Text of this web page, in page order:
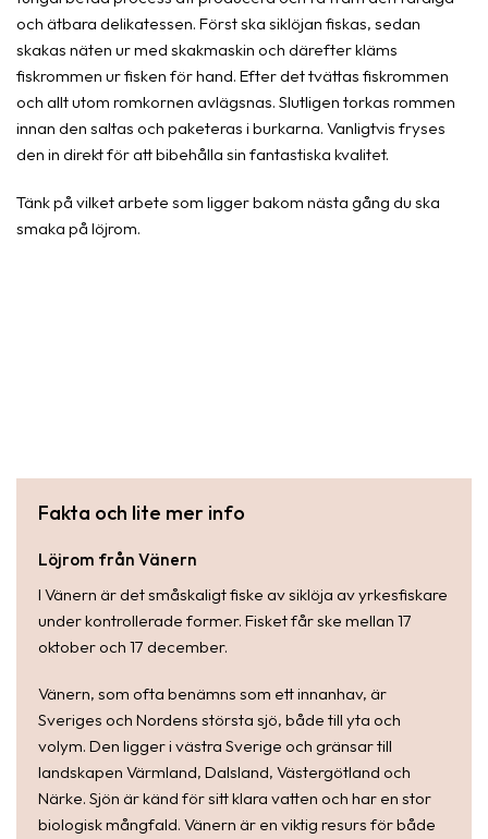
och ätbara delikatessen. Först ska siklöjan fiskas, sedan
skakas näten ur med skakmaskin och därefter kläms
fiskrommen ur fisken för hand. Efter det tvättas fiskrommen
och allt utom romkornen avlägsnas. Slutligen torkas rommen
innan den saltas och paketeras i burkarna. Vanligtvis fryses
den in direkt för att bibehålla sin fantastiska kvalitet.
Tänk på vilket arbete som ligger bakom nästa gång du ska
smaka på löjrom.
Fakta och lite mer info
Löjrom från Vänern
I Vänern är det småskaligt fiske av siklöja av yrkesfiskare
under kontrollerade former. Fisket får ske mellan 17
oktober och 17 december.
Vänern, som ofta benämns som ett innanhav, är
Sveriges och Nordens största sjö, både till yta och
volym. Den ligger i västra Sverige och gränsar till
landskapen Värmland, Dalsland, Västergötland och
Närke. Sjön är känd för sitt klara vatten och har en stor
biologisk mångfald. Vänern är en viktig resurs för både